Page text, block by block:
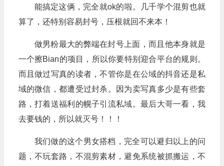
能搞定这俩，完全就ok的啦。几千学个混剪也就
算了，还特别容易封号，压根就回不来本！
做男粉最大的弊端在封号上面，而且他本身就是
一个擦Bian的项目，所以你要特别迎合平台的规则。
而且做过写真的读者，不管你是在公域的抖音还是私
域的微信，都遭受过封杀。因为卖写真多少是有些套
路，打着送福利的幌子引流私域。最后大哥一看，我
去要钱的，所以就灭号！！！
我们做的这个男女搭档，完全可以避归以上的问
题，不玩套路，不混剪素材，避免系统被抓搬运，不